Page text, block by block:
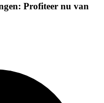
Profiteer nu van